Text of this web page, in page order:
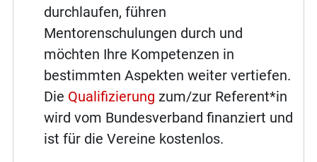
durchlaufen, führen
Mentorenschulungen durch und
möchten Ihre Kompetenzen in
bestimmten Aspekten weiter vertiefen.
Die Qualifizierung zum/zur Referent*in
wird vom Bundesverband finanziert und
ist für die Vereine kostenlos.